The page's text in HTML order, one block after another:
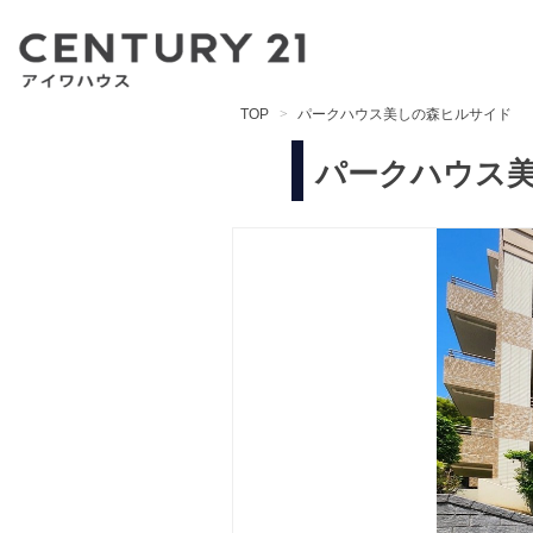
TOP パークハウス美しの森ヒルサイド
パークハウス